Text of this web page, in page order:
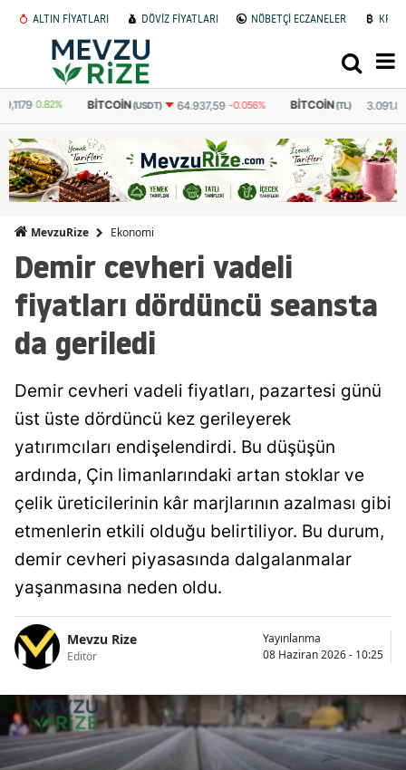
ALTIN FİYATLARI DÖVİZ FİYATLARI NÖBETÇİ ECZANELER
BITCOIN(USDT) 64.937,59 -0.056% BITCOIN(TL) 3.091.879 -0.033%
MevzuRize Ekonomi
Demir cevheri vadeli
fiyatları dördüncü seansta
da geriledi
Demir cevheri vadeli fiyatları, pazartesi günü
üst üste dördüncü kez gerileyerek
yatırımcıları endişelendirdi. Bu düşüşün
ardında, Çin limanlarındaki artan stoklar ve
çelik üreticilerinin kâr marjlarının azalması gibi
etmenlerin etkili olduğu belirtiliyor. Bu durum,
demir cevheri piyasasında dalgalanmalar
yaşanmasına neden oldu.
Mevzu Rize
Editör
Yayınlanma
08 Haziran 2026 - 10:25